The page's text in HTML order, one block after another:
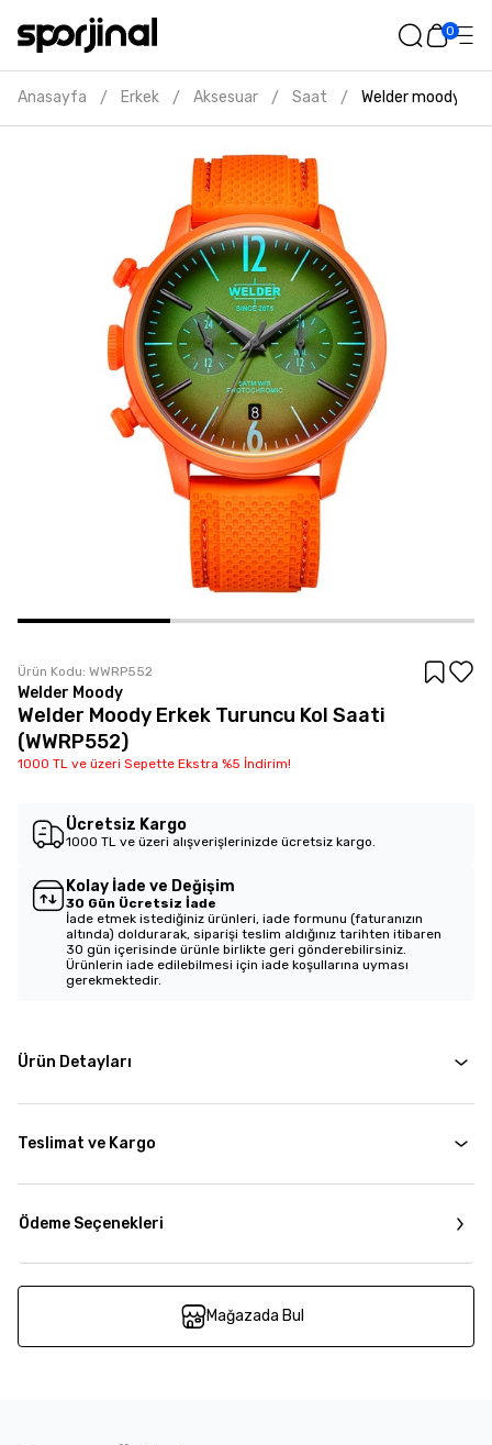
0
Anasayfa / Erkek / Aksesuar / Saat / Welder moody
Ürün Kodu: WWRP552
Welder Moody
Welder Moody Erkek Turuncu Kol Saati
(WWRP552)
1000 TL ve üzeri Sepette Ekstra %5 İndirim!
Ücretsiz Kargo
1000 TL ve üzeri alışverişlerinizde ücretsiz kargo.
Kolay İade ve Değişim
30 Gün Ücretsiz İade
İade etmek istediğiniz ürünleri, iade formunu (faturanızın
altında) doldurarak, siparişi teslim aldığınız tarihten itibaren
30 gün içerisinde ürünle birlikte geri gönderebilirsiniz.
Ürünlerin iade edilebilmesi için iade koşullarına uyması
gerekmektedir.
Ürün Detayları
Teslimat ve Kargo
Ödeme Seçenekleri
Mağazada Bul